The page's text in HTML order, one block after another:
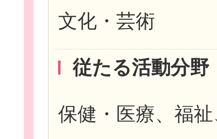
無料新規
文化・芸術
従たる活動分野
保健・医療、福